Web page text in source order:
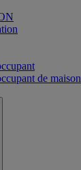
de maison